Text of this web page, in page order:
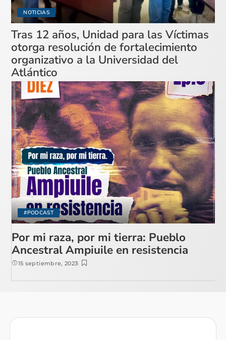
NOTICIAS
Tras 12 años, Unidad para las Víctimas
otorga resolución de fortalecimiento
organizativo a la Universidad del
Atlántico
#PODCAST
Por mi raza, por mi tierra: Pueblo
Ancestral Ampiuile en resistencia
15 septiembre, 2023